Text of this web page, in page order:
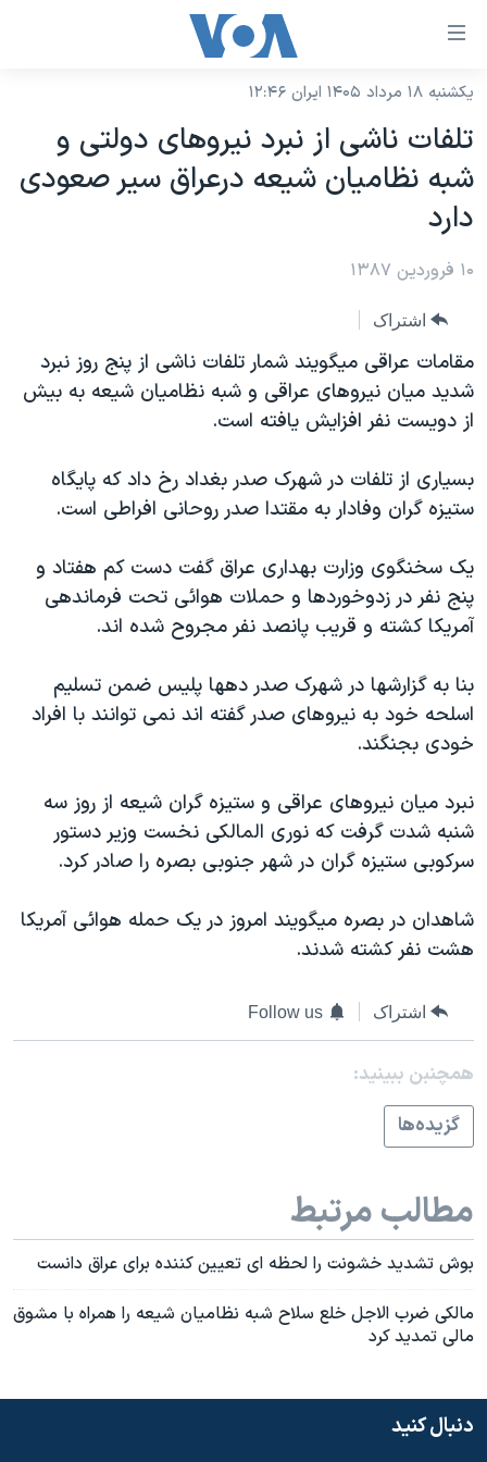
لینکهای
دسترسی
جهش
محتوای
اصلی
به
صفحه
جهش
به
جستجو
نسخه سبک وب‌سایت
موضوع ها
ایران
آمریکا
جهان
ورزشی
گزیده‌ها
ویژه برنامه‌ها
ویدیوها
فرهنگ و زندگی
اقتصادی
علم و فناوری
گالری عکس
آرشیو پخش زنده
برنامه های تلویزیونی
جدول برنامه ها
صفحه‌های ویژه
جام جهانی ۲۰۲۶
عملیات خشم حماسی
۲۵۰سالگی آمریکا
بایگانی برنامه‌های تلویزیونی
مستندها
حمله جمهوری اسلامی به اسرائیل
رمز مهسا
اعتراضات زن، زندگی، آزادی
مجموعه مستندهای دادخواهی
دادگاه حمید نوری
چهل سال گروگان‌گیری
اعتراضات مردمی آبان ۹۸
نرگس محمدی برنده جایزه نوبل صلح
سفر پرزیدنت ترامپ به چین
فرکانس‌های صدای آمریکا
پخش رادیویی
دنبال کنید
یکشنبه ۱۸ مرداد ۱۴۰۵ ایران ۱۲:۴۶
تلفات ناشی از نبرد نيروهای دولتی و
شبه نظاميان شيعه درعراق سير صعودی
دارد
۱۰ فروردین ۱۳۸۷
اشتراک
مقامات عراقی ميگويند شمار تلفات ناشی از پنج روز نبرد
شديد ميان نيروهای عراقی و شبه نظاميان شيعه به بيش
از دويست نفر افزايش يافته است.
بسياری از تلفات در شهرک صدر بغداد رخ داد که پايگاه
ستيزه گران وفادار به مقتدا صدر روحانی افراطی است.
يک سخنگوی وزارت بهداری عراق گفت دست کم هفتاد و
پنج نفر در زدوخوردها و حملات هوائی تحت فرماندهی
آمريکا کشته و قريب پانصد نفر مجروح شده اند.
بنا به گزارشها در شهرک صدر دهها پليس ضمن تسليم
اسلحه خود به نيروهای صدر گفته اند نمی توانند با افراد
خودی بجنگند.
نبرد ميان نيروهای عراقی و ستيزه گران شيعه از روز سه
شنبه شدت گرفت که نوری المالکی نخست وزير دستور
سرکوبی ستيزه گران در شهر جنوبی بصره را صادر کرد.
شاهدان در بصره ميگويند امروز در يک حمله هوائی آمريکا
هشت نفر کشته شدند.
اشتراک Follow us
همچنبن ببینید:
گزيده‌ها
مطالب مرتبط
بوش تشديد خشونت را لحظه ای تعيين کننده برای عراق دانست
مالکی ضرب الاجل خلع سلاح شبه نظاميان شيعه را همراه با مشوق
مالی تمديد کرد
دنبال کنید